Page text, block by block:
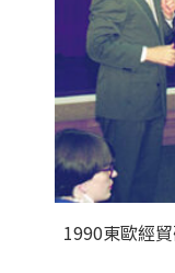
1990東歐經